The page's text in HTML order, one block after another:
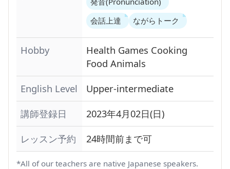
会話上達
ながらトーク
Hobby Health Games Cooking
Food Animals
English Level
Upper-intermediate
講師登録日
2023年4月02日(日)
レッスン予約
24時間前まで可
*All of our teachers are native Japanese speakers.